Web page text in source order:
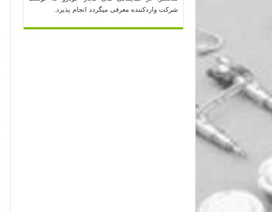
شرکت واردکننده معرفی میگردد انجام پذیرد.